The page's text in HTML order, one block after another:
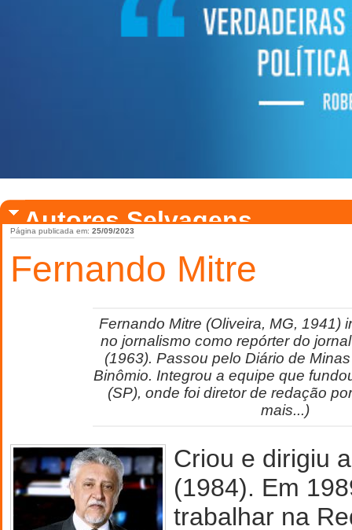
Autores Selvagens
Fernando Mitre
Página publicada em: 25/09/2023
Fernando Mitre (Oliveira, MG, 1941)
no jornalismo como repórter do
(1963). Passou pelo Diário de
Binômio. Integrou a equipe que
(SP), onde foi diretor de redação
mais...)
Criou e dirigiu
(1984). Em
trabalhar na